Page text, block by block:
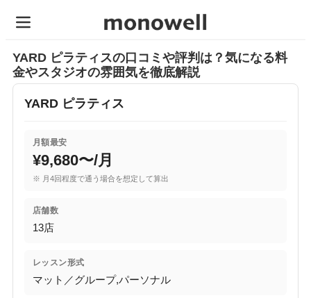
YARD ピラティスの口コミや評判は？気になる料
金やスタジオの雰囲気を徹底解説
YARD ピラティス
月額最安
¥9,680〜/月
※ 月4回程度で通う場合を想定して算出
店舗数
13店
レッスン形式
マット／グループ,パーソナル